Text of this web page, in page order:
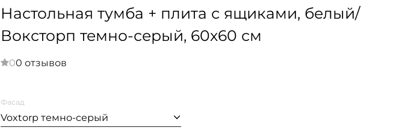
Настольная тумба + плита с ящиками, белый/
Воксторп темно-серый, 60х60 см
00 отзывов
Фасад
Voxtorp темно-серый